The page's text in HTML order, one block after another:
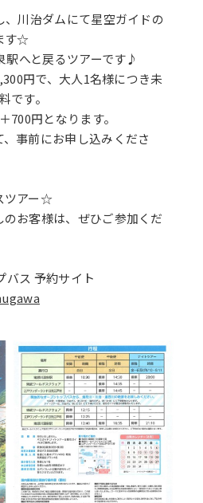
川治ダムにて星空ガイドの
す☆
駅へと戻るツアーです♪
円で、大人1名様につき未
です。
700円となります。
事前にお申し込みくださ
ツアー☆
お客様は、ぜひご参加くだ
ス 予約サイト